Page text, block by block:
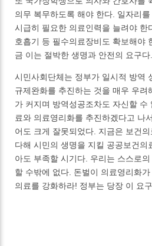
의무 복무하도록 해야 한다. 일자리
시급히 필요한 의료인력을 늘려야 한
호흡기 등 필수의료장비도 확보해야
금 이는 절박한 생명과 안전의 요구다.
시민사회단체는 정부가 일시적 방역
규제완화를 추진하는 것을 매우 우려
가 커지며 방역성공조차도 자신할 수
료와 의료영리화를 추진하겠다고 나
어도 크게 잘못되었다. 지금은 보건
다해 시민의 생명을 지킬 공공보건의
아도 부족할 시기다. 우리는 스스로
할 수밖에 없다. 돈벌이 의료영리화
의료를 강화하라! 정부는 당장 이 요